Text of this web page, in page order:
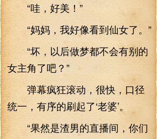
“哇，好美！”
“妈妈，我好像看到仙女了。”
“坏，以后做梦都不会有别的
女主角了吧？”
弹幕疯狂滚动，很快，口径
统一，有序的刷起了‘老婆’。
“果然是渣男的直播间，你们